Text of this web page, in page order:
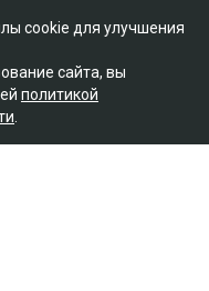
cookie для улучшения
сайта, вы
политикой